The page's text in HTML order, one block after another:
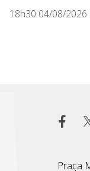
18h30 04/08/2026
Praça